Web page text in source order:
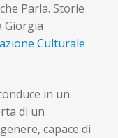
Parla. Storie
Giorgia
Culturale
in un
di un
capace di